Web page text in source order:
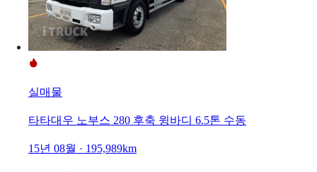
실매물
타타대우 노부스 280 후축 윙바디 6.5톤 수동
15년 08월 · 195,989km